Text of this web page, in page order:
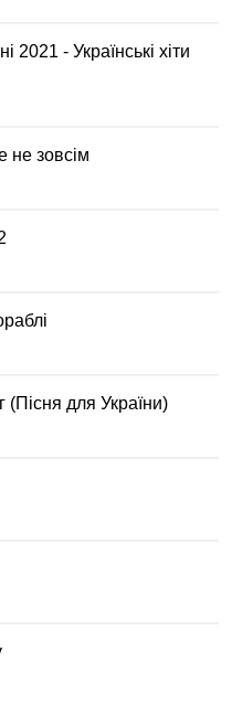
2021 - Українські хіти
не зовсім
(Пісня для України)